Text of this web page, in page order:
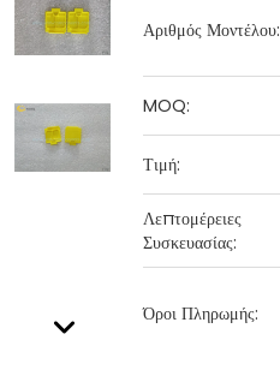
Αριθμός Μοντέλου:
MOQ:
Τιμή:
Λεπτομέρειες
Συσκευασίας:
Όροι Πληρωμής: